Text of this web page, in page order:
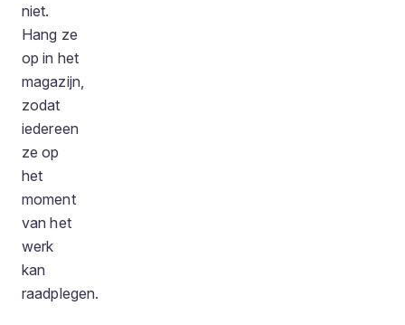
niet.
Hang ze
op in het
magazijn,
zodat
iedereen
ze op
het
moment
van het
werk
kan
raadplegen.